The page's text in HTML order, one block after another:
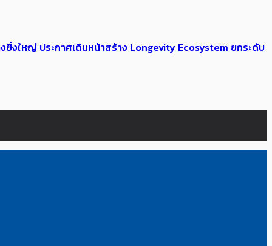
งใหญ่ ประกาศเดินหน้าสร้าง Longevity Ecosystem ยกระดับ